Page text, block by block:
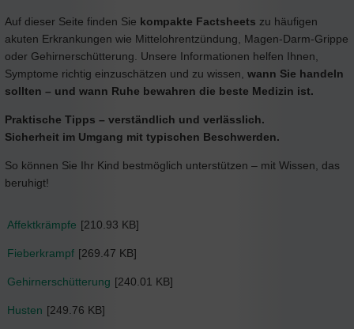
Auf dieser Seite finden Sie kompakte Factsheets zu häufigen
akuten Erkrankungen wie Mittelohrentzündung, Magen-Darm-Grippe
oder Gehirnerschütterung. Unsere Informationen helfen Ihnen,
Symptome richtig einzuschätzen und zu wissen, wann Sie handeln
sollten – und wann Ruhe bewahren die beste Medizin ist.
Praktische Tipps – verständlich und verlässlich.
Sicherheit im Umgang mit typischen Beschwerden.
So können Sie Ihr Kind bestmöglich unterstützen – mit Wissen, das
beruhigt!
Affektkrämpfe [210.93 KB]
Fieberkrampf [269.47 KB]
Gehirnerschütterung [240.01 KB]
Husten [249.76 KB]